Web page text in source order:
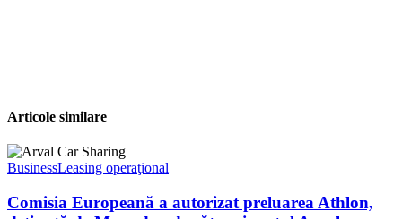
Articole similare
BusinessLeasing operaţional
Comisia Europeană a autorizat preluarea Athlon,